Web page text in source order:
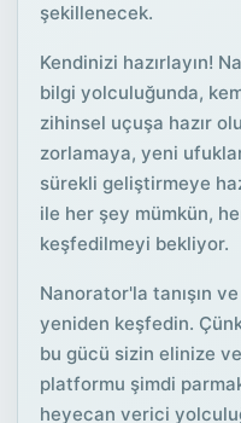
şekillenecek.
Kendinizi hazırlayın!
bilgi yolculuğunda,
zihinsel uçuşa hazır
zorlamaya, yeni
sürekli geliştirmeye
ile her şey mümkün,
keşfedilmeyi bekliyor.
Nanorator'la tanışın
yeniden keşfedin.
bu gücü sizin elinize
platformu şimdi
heyecan verici